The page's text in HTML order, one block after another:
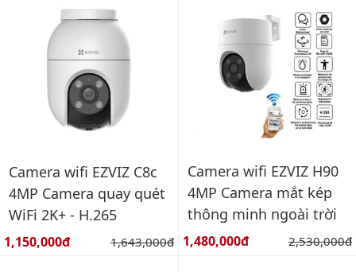
Camera wifi EZVIZ C8c
4MP Camera quay quét
WiFi 2K+ - H.265
Giá bán:
1,150,000đ Giá gốc:
1,643,000đ
Camera wifi EZVIZ H90
4MP Camera mắt kép
thông minh ngoài trời
Giá bán:
1,480,000đ Giá gốc:
2,530,000đ